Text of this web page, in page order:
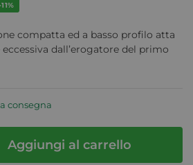
compatta ed a basso profilo atta
dall’erogatore del primo
consegna
Aggiungi al carrello